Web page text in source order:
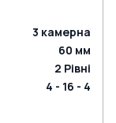
3 камерна
60 мм
2 Рівні
4 - 16 - 4